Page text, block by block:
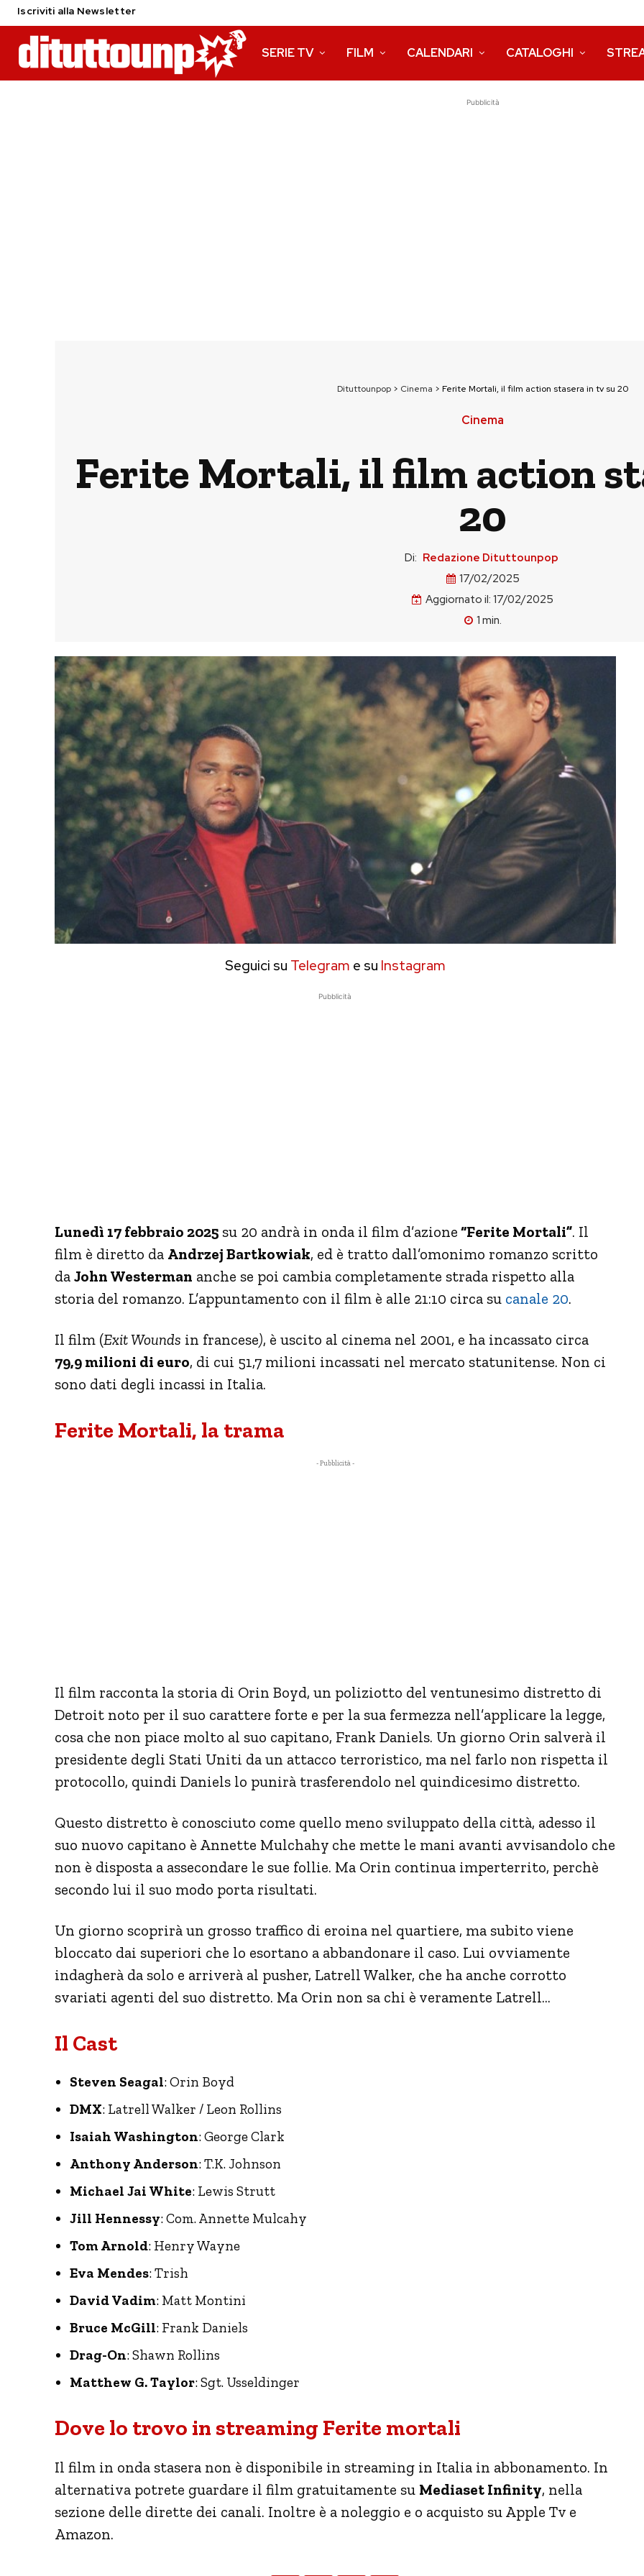
Iscriviti alla Newsletter
SERIE TV FILM CALENDARI CATALOGHI
Pubblicità
Dituttounpop > Cinema > Ferite Mortali, il film action stasera in tv su 20
Cinema
Ferite Mortali, il film action
20
Di: Redazione Dituttounpop
17/02/2025
Aggiornato il: 17/02/2025
1 min.
Seguici su Telegram e su Instagram
Pubblicità
Lunedì 17 febbraio 2025 su 20 andrà in onda il film d’azione “Ferite Mortali”. Il
film è diretto da Andrzej Bartkowiak, ed è tratto dall’omonimo romanzo scritto
da John Westerman anche se poi cambia completamente strada rispetto alla
storia del romanzo. L’appuntamento con il film è alle 21:10 circa su canale 20.
Il film (Exit Wounds in francese), è uscito al cinema nel 2001, e ha incassato circa
79,9 milioni di euro, di cui 51,7 milioni incassati nel mercato statunitense. Non ci
sono dati degli incassi in Italia.
Ferite Mortali, la trama
- Pubblicità -
Il film racconta la storia di Orin Boyd, un poliziotto del ventunesimo distretto di
Detroit noto per il suo carattere forte e per la sua fermezza nell’applicare la legge,
cosa che non piace molto al suo capitano, Frank Daniels. Un giorno Orin salverà il
presidente degli Stati Uniti da un attacco terroristico, ma nel farlo non rispetta il
protocollo, quindi Daniels lo punirà trasferendolo nel quindicesimo distretto.
Questo distretto è conosciuto come quello meno sviluppato della città, adesso il
suo nuovo capitano è Annette Mulchahy che mette le mani avanti avvisandolo che
non è disposta a assecondare le sue follie. Ma Orin continua imperterrito, perchè
secondo lui il suo modo porta risultati.
Un giorno scoprirà un grosso traffico di eroina nel quartiere, ma subito viene
bloccato dai superiori che lo esortano a abbandonare il caso. Lui ovviamente
indagherà da solo e arriverà al pusher, Latrell Walker, che ha anche corrotto
svariati agenti del suo distretto. Ma Orin non sa chi è veramente Latrell…
Il Cast
Steven Seagal: Orin Boyd
DMX: Latrell Walker / Leon Rollins
Isaiah Washington: George Clark
Anthony Anderson: T.K. Johnson
Michael Jai White: Lewis Strutt
Jill Hennessy: Com. Annette Mulcahy
Tom Arnold: Henry Wayne
Eva Mendes: Trish
David Vadim: Matt Montini
Bruce McGill: Frank Daniels
Drag-On: Shawn Rollins
Matthew G. Taylor: Sgt. Usseldinger
Dove lo trovo in streaming Ferite mortali
Il film in onda stasera non è disponibile in streaming in Italia in abbonamento. In
alternativa potrete guardare il film gratuitamente su Mediaset Infinity, nella
sezione delle dirette dei canali. Inoltre è a noleggio e o acquisto su Apple Tv e
Amazon.